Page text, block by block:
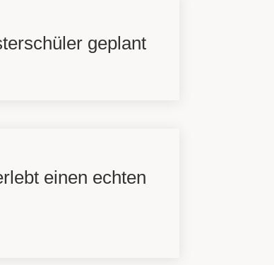
geplant
einen echten